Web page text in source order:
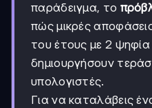
παράδειγμα, το
πώς μικρές
του έτους με 2
δημιουργήσουν
υπολογιστές.
Για να καταλάβεις